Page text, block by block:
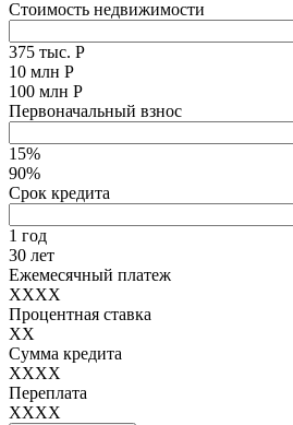
Стоимость недвижимости
375 тыс. Р
10 млн Р
100 млн Р
Первоначальный взнос
15%
90%
Срок кредита
1 год
30 лет
Ежемесячный платеж
XXXX
Процентная ставка
XX
Сумма кредита
XXXX
Переплата
XXXX